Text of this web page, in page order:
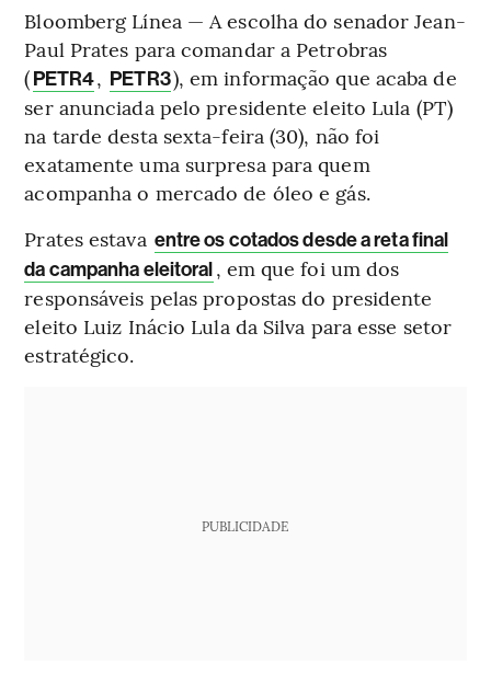
Bloomberg Línea — A escolha do senador Jean-
Paul Prates para comandar a Petrobras
(PETR4, PETR3), em informação que acaba de
ser anunciada pelo presidente eleito Lula (PT)
na tarde desta sexta-feira (30), não foi
exatamente uma surpresa para quem
acompanha o mercado de óleo e gás.
Prates estava entre os cotados desde a reta final
da campanha eleitoral, em que foi um dos
responsáveis pelas propostas do presidente
eleito Luiz Inácio Lula da Silva para esse setor
estratégico.
PUBLICIDADE